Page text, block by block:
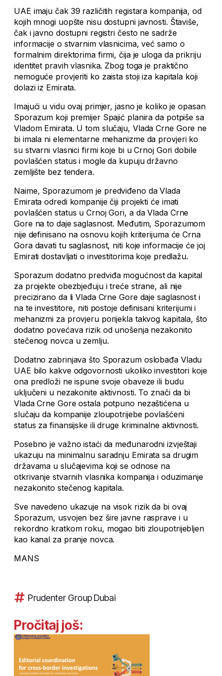
UAE imaju čak 39 različitih registara kompanija, od
kojih mnogi uopšte nisu dostupni javnosti. Štaviše,
čak i javno dostupni registri često ne sadrže
informacije o stvarnim vlasnicima, već samo o
formalnim direktorima firmi, čija je uloga da prikriju
identitet pravih vlasnika. Zbog toga je praktično
nemoguće provjeriti ko zaista stoji iza kapitala koji
dolazi iz Emirata.
Imajući u vidu ovaj primjer, jasno je koliko je opasan
Sporazum koji premijer Spajić planira da potpiše sa
Vladom Emirata. U tom slučaju, Vlada Crne Gore ne
bi imala ni elementarne mehanizme da provjeri ko
su stvarni vlasnici firmi koje bi u Crnoj Gori dobile
povlašćen status i mogle da kupuju državno
zemljište bez tendera.
Naime, Sporazumom je predviđeno da Vlada
Emirata odredi kompanije čiji projekti će imati
povlašćen status u Crnoj Gori, a da Vlada Crne
Gore na to daje saglasnost. Međutim, Sporazumom
nije definisano na osnovu kojih kriterijuma će Crna
Gora davati tu saglasnost, niti koje informacije će joj
Emirati dostavljati o investitorima koje predlažu.
Sporazum dodatno predviđa mogućnost da kapital
za projekte obezbjeđuju i treće strane, ali nije
precizirano da li Vlada Crne Gore daje saglasnost i
na te investitore, niti postoje definisani kriterijumi i
mehanizmi za provjeru porijekla takvog kapitala, što
dodatno povećava rizik od unošenja nezakonito
stečenog novca u zemlju.
Dodatno zabrinjava što Sporazum oslobađa Vladu
UAE bilo kakve odgovornosti ukoliko investitori koje
ona predloži ne ispune svoje obaveze ili budu
uključeni u nezakonite aktivnosti. To znači da bi
Vlada Crne Gore ostala potpuno nezaštićena u
slučaju da kompanije zloupotrijebe povlašćeni
status za finansijske ili druge kriminalne aktivnosti.
Posebno je važno istaći da međunarodni izvještaji
ukazuju na minimalnu saradnju Emirata sa drugim
državama u slučajevima koji se odnose na
otkrivanje stvarnih vlasnika kompanija i oduzimanje
nezakonito stečenog kapitala.
Sve navedeno ukazuje na visok rizik da bi ovaj
Sporazum, usvojen bez šire javne rasprave i u
rekordno kratkom roku, mogao biti zloupotrijebljen
kao kanal za pranje novca.
MANS
Prudenter Group Dubai
Pročitaj još: